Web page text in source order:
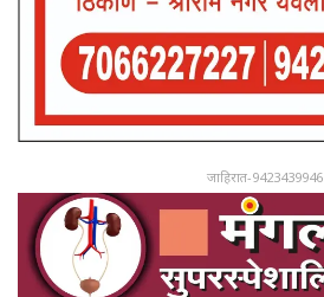
जाहिरात-9423439946